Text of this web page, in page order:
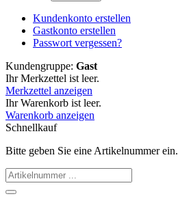
Kundenkonto erstellen
Gastkonto erstellen
Passwort vergessen?
Kundengruppe: Gast
Ihr Merkzettel ist leer.
Merkzettel anzeigen
Ihr Warenkorb ist leer.
Warenkorb anzeigen
Schnellkauf
Bitte geben Sie eine Artikelnummer ein.